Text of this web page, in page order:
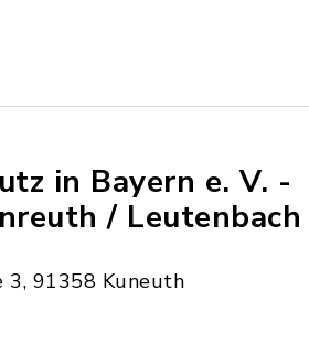
in Bayern e. V. -
/ Leutenbach
91358 Kuneuth